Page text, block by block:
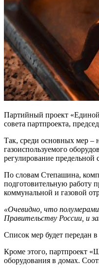
Партийный проект «Единой
совета партпроекта,
Так, среди основных мер –
газоиспользуемого
регулирование предельной
По словам Степашина,
подготовительную работу
коммунальной и газовой
«Очевидно, что
Правительству России, и
Список мер будет передан
Кроме этого, партпроект
оборудования в домах.